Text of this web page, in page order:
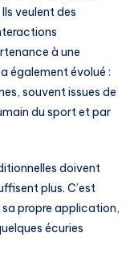
veulent des
à une
également évolué :
souvent issues de
du sport et par
doivent
plus. C’est
sa propre application,
écuries